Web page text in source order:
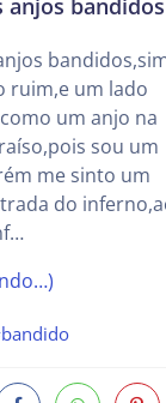
ruim,e um lado
um anjo na
sou um
me sinto um
do